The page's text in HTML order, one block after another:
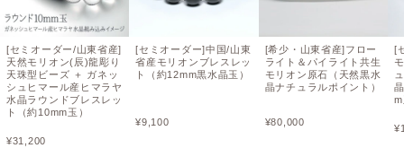
[セミオーダー/山東省産]
天然モリオン(辰)龍彫り
天珠型ビーズ ＋ ガネッ
シュヒマール産ヒマラヤ
水晶ラウンドブレスレッ
ト（約10mm玉）
¥31,200
[セミオーダー]中国/山東
省産モリオンブレスレッ
ト（約12mm黒水晶玉）
¥9,100
[希少・山東省産]フロー
ライト＆パイライト共生
モリオン原石（天然黒水
晶ナチュラルポイント）
¥80,000
[
¥